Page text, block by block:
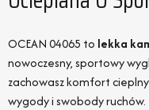
OCEAN 04065 to lekka
nowoczesny, sportowy
zachowasz komfort
wygody i swobody